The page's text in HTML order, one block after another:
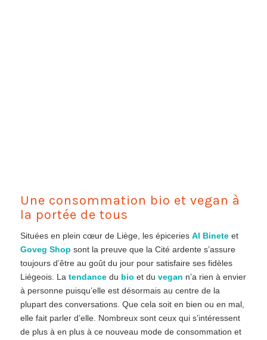
Une consommation bio et vegan à
la portée de tous
Situées en plein cœur de Liège, les épiceries Al Bineteet
Goveg Shop sont la preuve que la Cité ardente s’assure
toujours d’être au goût du jour pour satisfaire ses fidèles
Liégeois. La tendancedu bio et du vegan n’a rien à envier
à personne puisqu’elle est désormais au centre de la
plupart des conversations. Que cela soit en bien ou en mal,
elle fait parler d’elle. Nombreux sont ceux qui s’intéressent
de plus à en plus à ce nouveau mode de consommation et